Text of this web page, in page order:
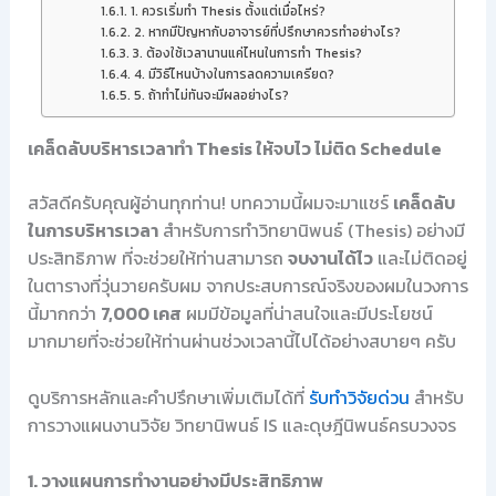
1. ควรเริ่มทำ Thesis ตั้งแต่เมื่อไหร่?
2. หากมีปัญหากับอาจารย์ที่ปรึกษาควรทำอย่างไร?
3. ต้องใช้เวลานานแค่ไหนในการทำ Thesis?
4. มีวิธีไหนบ้างในการลดความเครียด?
5. ถ้าทำไม่ทันจะมีผลอย่างไร?
เคล็ดลับบริหารเวลาทำ Thesis ให้จบไว ไม่ติด Schedule
สวัสดีครับคุณผู้อ่านทุกท่าน! บทความนี้ผมจะมาแชร์ เคล็ดลับ
ในการบริหารเวลาสำหรับการทำวิทยานิพนธ์ (Thesis) อย่างมี
ประสิทธิภาพ ที่จะช่วยให้ท่านสามารถ จบงานได้ไวและไม่ติดอยู่
ในตารางที่วุ่นวายครับผม จากประสบการณ์จริงของผมในวงการ
นี้มากกว่า 7,000 เคส ผมมีข้อมูลที่น่าสนใจและมีประโยชน์
มากมายที่จะช่วยให้ท่านผ่านช่วงเวลานี้ไปได้อย่างสบายๆ ครับ
ดูบริการหลักและคำปรึกษาเพิ่มเติมได้ที่ รับทำวิจัยด่วน สำหรับ
การวางแผนงานวิจัย วิทยานิพนธ์ IS และดุษฎีนิพนธ์ครบวงจร
1. วางแผนการทำงานอย่างมีประสิทธิภาพ